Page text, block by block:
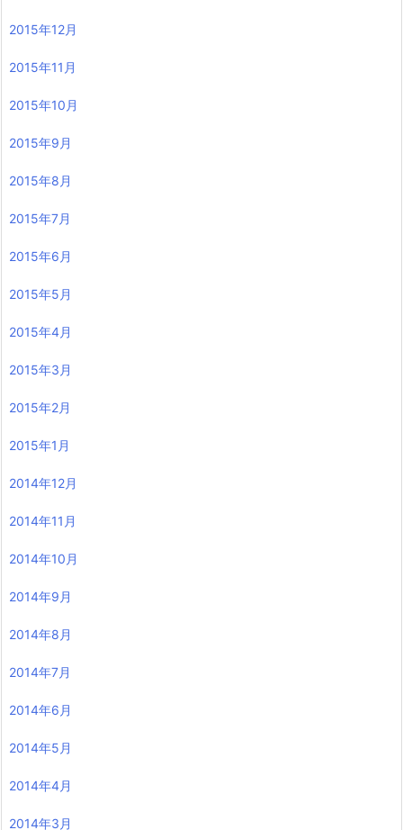
2015年12月
2015年11月
2015年10月
2015年9月
2015年8月
2015年7月
2015年6月
2015年5月
2015年4月
2015年3月
2015年2月
2015年1月
2014年12月
2014年11月
2014年10月
2014年9月
2014年8月
2014年7月
2014年6月
2014年5月
2014年4月
2014年3月